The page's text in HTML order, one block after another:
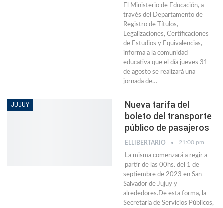
El Ministerio de Educación, a
través del Departamento de
Registro de Títulos,
Legalizaciones, Certificaciones
de Estudios y Equivalencias,
informa a la comunidad
educativa que el día jueves 31
de agosto se realizará una
jornada de…
JUJUY
Nueva tarifa del
boleto del transporte
público de pasajeros
ELLIBERTARIO 21:00 pm
La misma comenzará a regir a
partir de las 00hs. del 1 de
septiembre de 2023 en San
Salvador de Jujuy y
alrededores.De esta forma, la
Secretaría de Servicios Públicos,